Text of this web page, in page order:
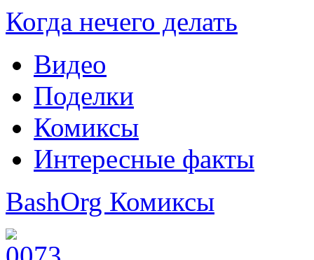
Когда нечего делать
Видео
Поделки
Комиксы
Интересные факты
BashOrg Комиксы